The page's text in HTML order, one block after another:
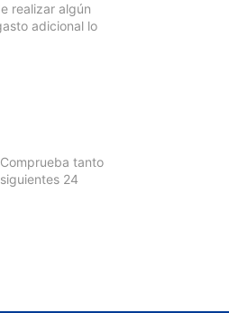
realizar algún
adicional lo
tanto
24